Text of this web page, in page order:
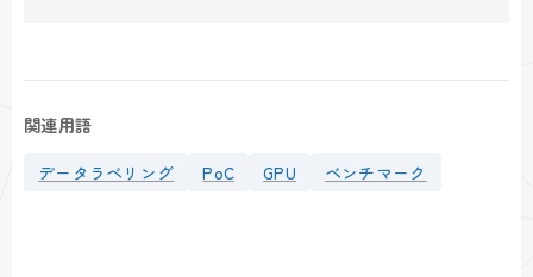
関連用語
データラベリング PoC GPU ベンチマーク